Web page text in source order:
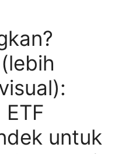
ETF
untuk